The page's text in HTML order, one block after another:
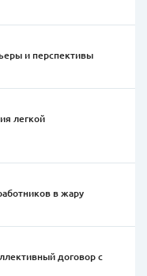
и перспективы
легкой
в жару
договор с